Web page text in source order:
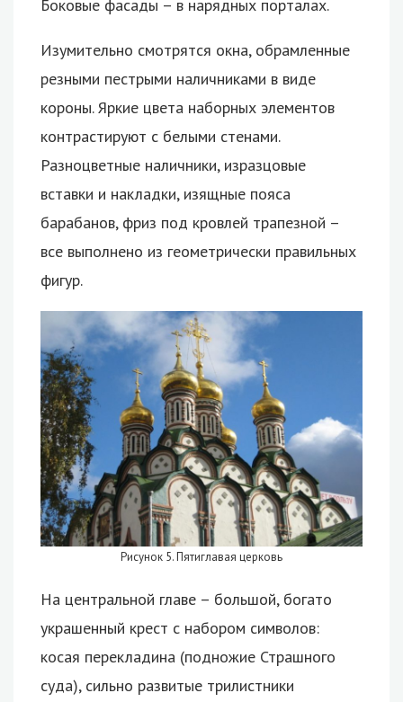
Боковые фасады – в нарядных порталах.
Изумительно смотрятся окна, обрамленные
резными пестрыми наличниками в виде
короны. Яркие цвета наборных элементов
контрастируют с белыми стенами.
Разноцветные наличники, изразцовые
вставки и накладки, изящные пояса
барабанов, фриз под кровлей трапезной –
все выполнено из геометрически правильных
фигур.
Рисунок 5. Пятиглавая церковь
На центральной главе – большой, богато
украшенный крест с набором символов:
косая перекладина (подножие Страшного
суда), сильно развитые трилистники